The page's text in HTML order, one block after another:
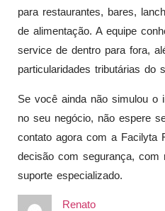
para restaurantes, bares,
de alimentação. A equipe
service de dentro para fora,
particularidades tributárias do
Se você ainda não simulou o
no seu negócio, não espere
contato agora com a Facilyta
decisão com segurança, com
suporte especializado.
Renato